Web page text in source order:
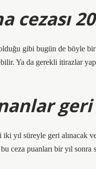
gibi bugün de böyle
Ya da gerekli itirazlar
yıl süreyle geri alınacak
ceza puanları bir yıl sonra